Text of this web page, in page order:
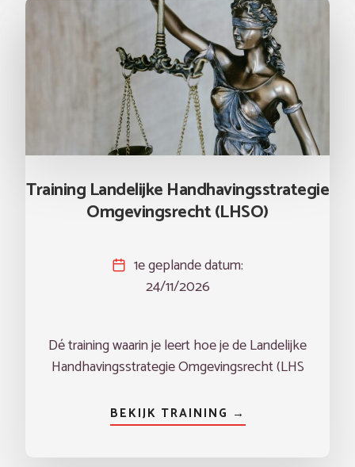
Training Landelijke Handhavingsstrategie
Omgevingsrecht (LHSO)
1e geplande datum:
24/11/2026
Dé training waarin je leert hoe je de Landelijke
Handhavingsstrategie Omgevingsrecht (LHS
BEKIJK TRAINING →